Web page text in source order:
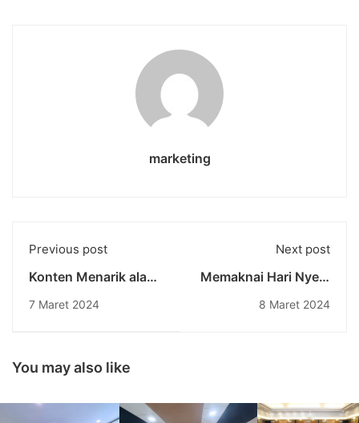
marketing
Previous post
Konten Menarik ala
Jitu Pemasaran yang
7 Maret 2024
Next post
Memaknai Hari Nyepi
Pendidikan:
8 Maret 2024
You may also like